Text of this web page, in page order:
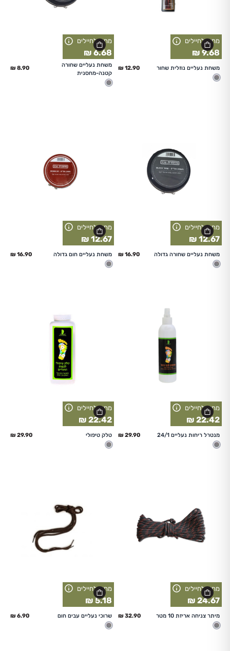
מחיר לחיילים
9.68 ₪
משחת נעליים נוזלית שחור
מעורב
החל מ
מחיר לחיילים
6.68 ₪
משחת נעליים שחורה
קטנה-מחסנית
מעורב
החל מ
מחיר לחיילים
12.67 ₪
משחת נעליים שחורה גדולה
מעורב
החל מ
מחיר לחיילים
12.67 ₪
משחת נעליים חום גדולה
מעורב
החל מ
מחיר לחיילים
22.42 ₪
מנטרל ריחות נעליים 24/1
מעורב
החל מ
מחיר לחיילים
22.42 ₪
טלק טיפולי
מעורב
החל מ
מחיר לחיילים
24.67 ₪
מיתר צניחה אריזת 10 מטר
מעורב
החל מ
מחיר לחיילים
5.18 ₪
שרוכי נעליים עבים חום
מעורב
החל מ